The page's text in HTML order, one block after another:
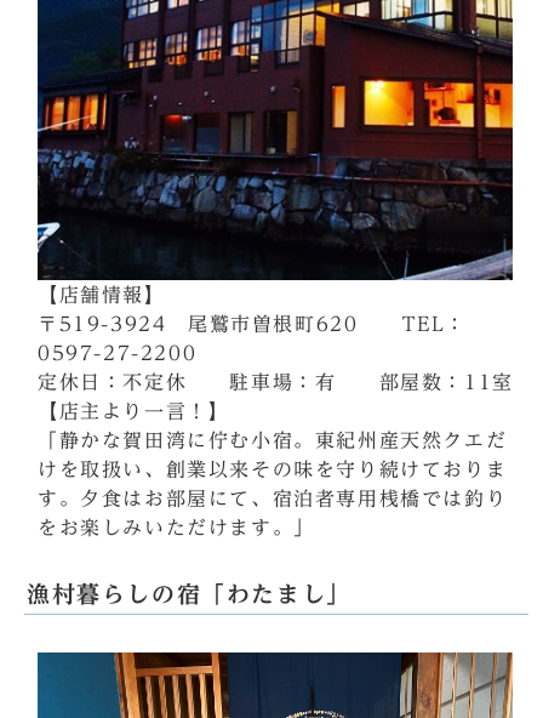
【店舗情報】
〒519-3924 尾鷲市曽根町620 TEL：
0597-27-2200
定休日：不定休 駐車場：有 部屋数：11室
【店主より一言！】
「静かな賀田湾に佇む小宿。東紀州産天然クエだ
けを取扱い、創業以来その味を守り続けておりま
す。夕食はお部屋にて、宿泊者専用桟橋では釣り
をお楽しみいただけます。」
漁村暮らしの宿「わたまし」